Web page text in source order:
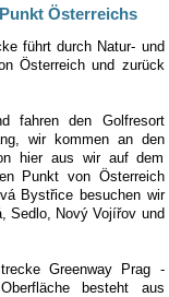
Österreichs
führt durch Natur- und
Österreich und zurück
fahren den Golfresort
wir kommen an den
hier aus wir auf dem
Punkt von Österreich
Bystřice besuchen wir
Sedlo, Nový Vojířov und
Greenway Prag -
besteht aus